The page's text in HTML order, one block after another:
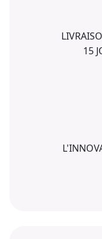
15